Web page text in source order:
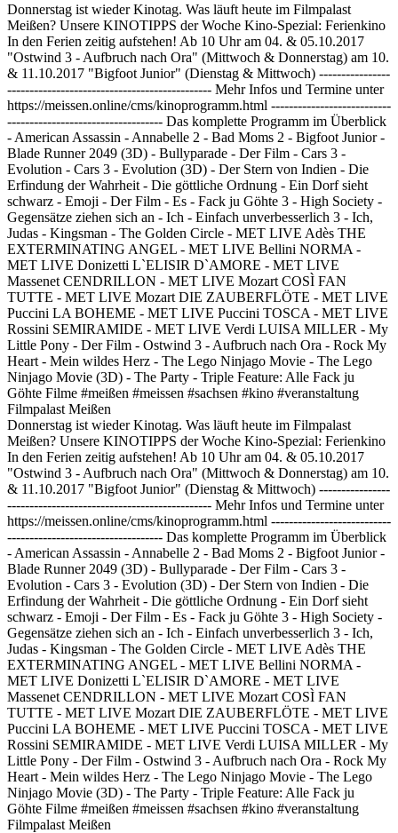
Donnerstag ist wieder Kinotag. Was läuft heute im Filmpalast
Meißen? Unsere KINOTIPPS der Woche Kino-Spezial: Ferienkino
In den Ferien zeitig aufstehen! Ab 10 Uhr am 04. & 05.10.2017
"Ostwind 3 - Aufbruch nach Ora" (Mittwoch & Donnerstag) am 10.
& 11.10.2017 "Bigfoot Junior" (Dienstag & Mittwoch) ----------------
---------------------------------------------- Mehr Infos und Termine unter
https://meissen.online/cms/kinoprogramm.html ---------------------------
----------------------------------- Das komplette Programm im Überblick
- American Assassin - Annabelle 2 - Bad Moms 2 - Bigfoot Junior -
Blade Runner 2049 (3D) - Bullyparade - Der Film - Cars 3 -
Evolution - Cars 3 - Evolution (3D) - Der Stern von Indien - Die
Erfindung der Wahrheit - Die göttliche Ordnung - Ein Dorf sieht
schwarz - Emoji - Der Film - Es - Fack ju Göhte 3 - High Society -
Gegensätze ziehen sich an - Ich - Einfach unverbesserlich 3 - Ich,
Judas - Kingsman - The Golden Circle - MET LIVE Adès THE
EXTERMINATING ANGEL - MET LIVE Bellini NORMA -
MET LIVE Donizetti L`ELISIR D`AMORE - MET LIVE
Massenet CENDRILLON - MET LIVE Mozart COSÌ FAN
TUTTE - MET LIVE Mozart DIE ZAUBERFLÖTE - MET LIVE
Puccini LA BOHEME - MET LIVE Puccini TOSCA - MET LIVE
Rossini SEMIRAMIDE - MET LIVE Verdi LUISA MILLER - My
Little Pony - Der Film - Ostwind 3 - Aufbruch nach Ora - Rock My
Heart - Mein wildes Herz - The Lego Ninjago Movie - The Lego
Ninjago Movie (3D) - The Party - Triple Feature: Alle Fack ju
Göhte Filme #meißen #meissen #sachsen #kino #veranstaltung
Filmpalast Meißen
Donnerstag ist wieder Kinotag. Was läuft heute im Filmpalast
Meißen? Unsere KINOTIPPS der Woche Kino-Spezial: Ferienkino
In den Ferien zeitig aufstehen! Ab 10 Uhr am 04. & 05.10.2017
"Ostwind 3 - Aufbruch nach Ora" (Mittwoch & Donnerstag) am 10.
& 11.10.2017 "Bigfoot Junior" (Dienstag & Mittwoch) ----------------
---------------------------------------------- Mehr Infos und Termine unter
https://meissen.online/cms/kinoprogramm.html ---------------------------
----------------------------------- Das komplette Programm im Überblick
- American Assassin - Annabelle 2 - Bad Moms 2 - Bigfoot Junior -
Blade Runner 2049 (3D) - Bullyparade - Der Film - Cars 3 -
Evolution - Cars 3 - Evolution (3D) - Der Stern von Indien - Die
Erfindung der Wahrheit - Die göttliche Ordnung - Ein Dorf sieht
schwarz - Emoji - Der Film - Es - Fack ju Göhte 3 - High Society -
Gegensätze ziehen sich an - Ich - Einfach unverbesserlich 3 - Ich,
Judas - Kingsman - The Golden Circle - MET LIVE Adès THE
EXTERMINATING ANGEL - MET LIVE Bellini NORMA -
MET LIVE Donizetti L`ELISIR D`AMORE - MET LIVE
Massenet CENDRILLON - MET LIVE Mozart COSÌ FAN
TUTTE - MET LIVE Mozart DIE ZAUBERFLÖTE - MET LIVE
Puccini LA BOHEME - MET LIVE Puccini TOSCA - MET LIVE
Rossini SEMIRAMIDE - MET LIVE Verdi LUISA MILLER - My
Little Pony - Der Film - Ostwind 3 - Aufbruch nach Ora - Rock My
Heart - Mein wildes Herz - The Lego Ninjago Movie - The Lego
Ninjago Movie (3D) - The Party - Triple Feature: Alle Fack ju
Göhte Filme #meißen #meissen #sachsen #kino #veranstaltung
Filmpalast Meißen